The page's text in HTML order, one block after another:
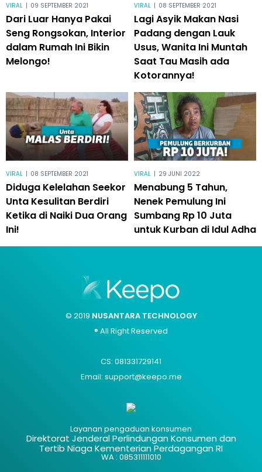
VIRAL | 09 SEPTEMBER 2021
Dari Luar Hanya Pakai
Seng Rongsokan, Interior
dalam Rumah Ini Bikin
Melongo!
VIRAL | 08 SEPTEMBER 2021
Lagi Asyik Makan Nasi
Padang dengan Lauk
Usus, Wanita Ini Muntah
Saat Tau Masih ada
Kotorannya!
VIRAL | 08 SEPTEMBER 2021
Diduga Kelelahan Seekor
Unta Kesulitan Berdiri
Ketika di Naiki Dua Orang
Ini!
VIRAL | 29 JUNI 2022
Menabung 5 Tahun,
Nenek Pemulung Ini
Sumbang Rp 10 Juta
untuk Kurban di Idul Adha
© 2019 NUSANTARA TECHNOLOGY
® All Right Reserved
CS: 081331729141
Email: support@keepo.me
Layanan pengaduan konsumen
Direktorat Jenderal Perlindungan Konsumen dan
Tertib Niaga Kementerian Perdagangan RI
WA : 085311111010